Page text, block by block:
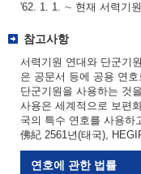
'62. 1. 1. ∼ 현재 서력기
참고사항
서력기원 연대와 단군기
은 공문서 등에 공용 연
단군기원을 사용하는 것
사용은 세계적으로 보편
국의 특수 연호를 사용하
佛紀 2561년(태국),
연호에 관한 법률